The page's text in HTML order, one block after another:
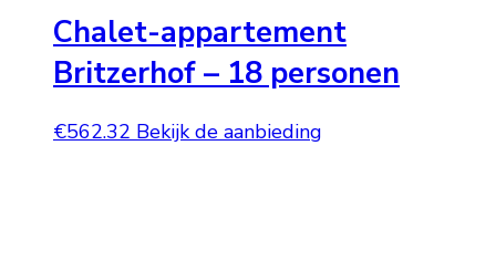
Chalet-appartement
Britzerhof – 18 personen
€562.32 Bekijk de aanbieding